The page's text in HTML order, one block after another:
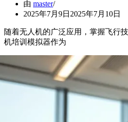
由 master
2025年7月9日 2025年7月10日
随着无人机的广泛应用，掌握飞行
机培训模拟器作为